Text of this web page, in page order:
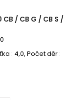
CB / CB G / CB S /
0
: 4,0, Počet děr :